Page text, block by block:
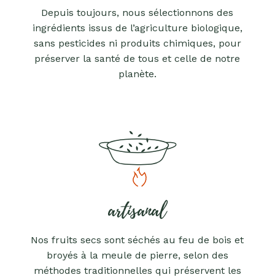
Depuis toujours, nous sélectionnons des
ingrédients issus de l’agriculture biologique,
sans pesticides ni produits chimiques, pour
préserver la santé de tous et celle de notre
planète.
artisanal
Nos fruits secs sont séchés au feu de bois et
broyés à la meule de pierre, selon des
méthodes traditionnelles qui préservent les